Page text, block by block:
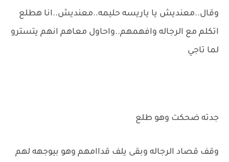
وقال..معنديش يا ياريسه حليمه..معنديش..انا هطلع
اتكلم مع الرجاله وافهمهم..واحاول معاهم انهم يتسترو
لما تاجي
جدته ضحكت وهو طلع
وقف قصاد الرجاله وبقى يلف قداامهم وهو بيوجهه لهم